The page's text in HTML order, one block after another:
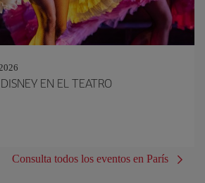
EN EL TEATRO
Consulta todos los eventos en París